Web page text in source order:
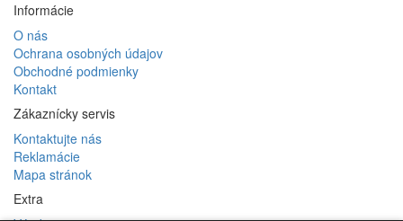
Informácie
O nás
Ochrana osobných údajov
Obchodné podmienky
Kontakt
Zákaznícky servis
Kontaktujte nás
Reklamácie
Mapa stránok
Extra